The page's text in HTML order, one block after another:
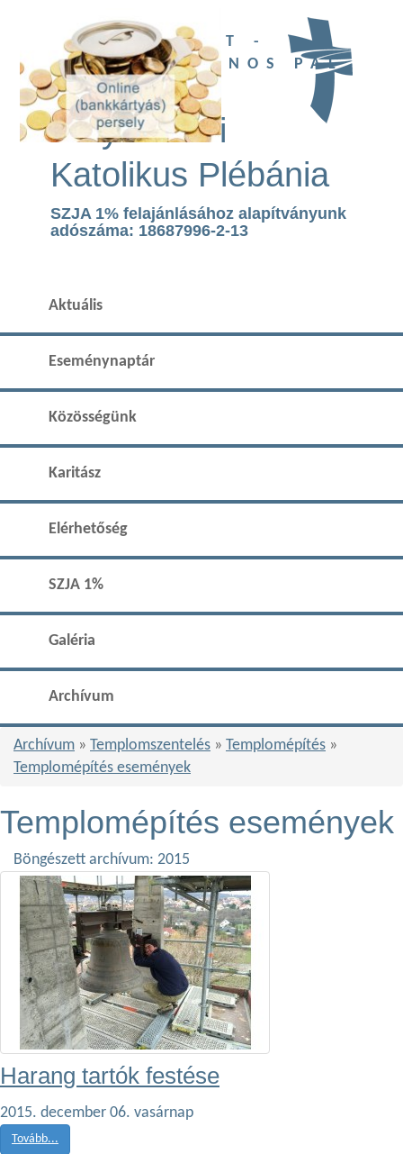
UBI DEUS EST -
SZENT II. JÁNOS PÁL
TEMPLOM
Páty Római
Katolikus Plébánia
SZJA 1% felajánlásához alapítványunk
adószáma: 18687996-2-13
Aktuális
Eseménynaptár
Közösségünk
Karitász
Elérhetőség
SZJA 1%
Galéria
Archívum
Archívum » Templomszentelés » Templomépítés »
Templomépítés események
Templomépítés események
Böngészett archívum: 2015
Harang tartók festése
2015. december 06. vasárnap
Tovább...